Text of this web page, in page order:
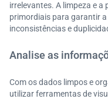
irrelevantes. A limpeza e
primordiais para garantir
inconsistências e
Analise as
Com os dados limpos e
utilizar ferramentas de